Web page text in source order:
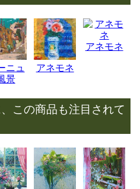
ニュ
景
アネモネ
アネモネ
この商品も注目されて